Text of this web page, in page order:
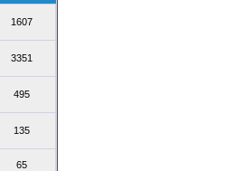
1607
3351
495
135
65